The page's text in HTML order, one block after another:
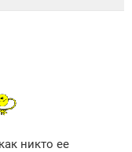
никто ее